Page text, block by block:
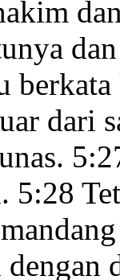
berkata
dari
5:28
dengan